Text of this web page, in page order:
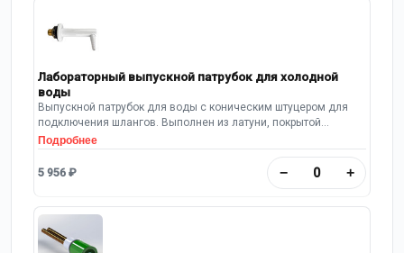
Лабораторный выпускной патрубок для холодной
воды
Выпускной патрубок для воды с коническим штуцером для
подключения шлангов. Выполнен из латуни, покрытой
порошковой краской.
Подробнее
5 956 ₽ − +